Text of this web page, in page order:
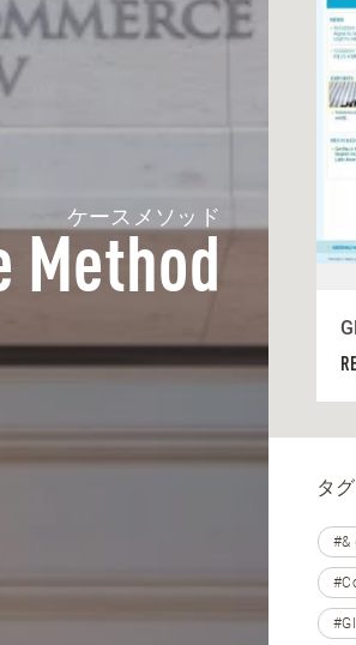
ケースメソッド
Method
タ
#&